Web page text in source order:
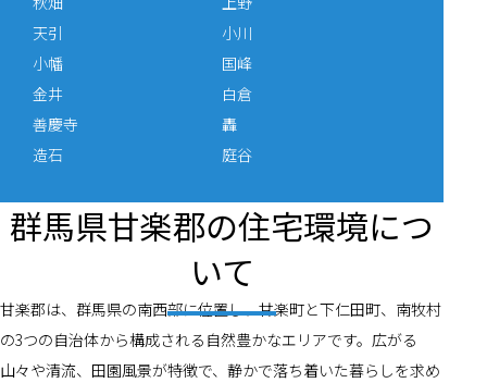
天引
小川
小幡
金井
国峰
白倉
善慶寺
造石
轟
庭谷
群馬県甘楽郡の住宅環境につ
いて
甘楽郡は、群馬県の南西部に位置し、甘楽町と下仁田町、南牧村
の3つの自治体から構成される自然豊かなエリアです。広がる
山々や清流、田園風景が特徴で、静かで落ち着いた暮らしを求め